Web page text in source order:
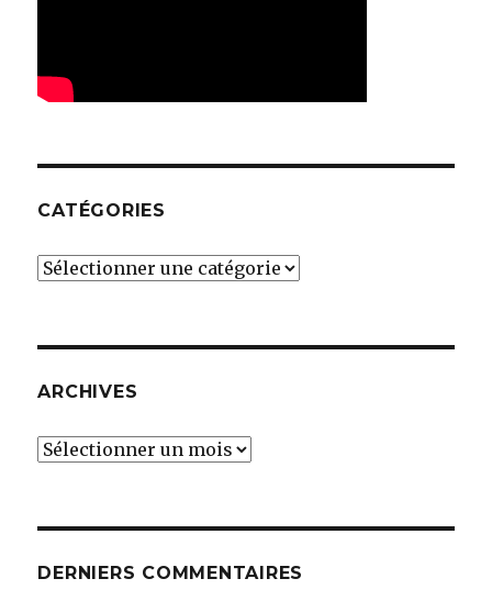
CATÉGORIES
Catégories
ARCHIVES
Archives
DERNIERS COMMENTAIRES